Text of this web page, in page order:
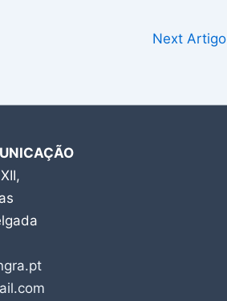
Next Artigo